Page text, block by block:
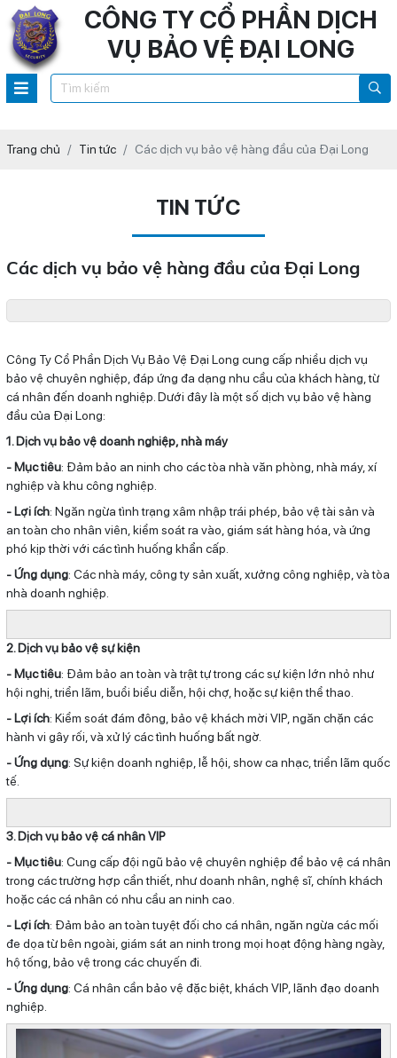
CÔNG TY CỔ PHẦN DỊCH
VỤ BẢO VỆ ĐẠI LONG
Trang chủ Tin tức Các dịch vụ bảo vệ hàng đầu của Đại Long
TIN TỨC
Các dịch vụ bảo vệ hàng đầu của Đại Long
Công Ty Cổ Phần Dịch Vụ Bảo Vệ Đại Long cung cấp nhiều dịch vụ
bảo vệ chuyên nghiệp, đáp ứng đa dạng nhu cầu của khách hàng, từ
cá nhân đến doanh nghiệp. Dưới đây là một số dịch vụ bảo vệ hàng
đầu của Đại Long:
1. Dịch vụ bảo vệ doanh nghiệp, nhà máy
- Mục tiêu: Đảm bảo an ninh cho các tòa nhà văn phòng, nhà máy, xí
nghiệp và khu công nghiệp.
- Lợi ích: Ngăn ngừa tình trạng xâm nhập trái phép, bảo vệ tài sản và
an toàn cho nhân viên, kiểm soát ra vào, giám sát hàng hóa, và ứng
phó kịp thời với các tình huống khẩn cấp.
- Ứng dụng: Các nhà máy, công ty sản xuất, xưởng công nghiệp, và tòa
nhà doanh nghiệp.
2. Dịch vụ bảo vệ sự kiện
- Mục tiêu: Đảm bảo an toàn và trật tự trong các sự kiện lớn nhỏ như
hội nghị, triển lãm, buổi biểu diễn, hội chợ, hoặc sự kiện thể thao.
- Lợi ích: Kiểm soát đám đông, bảo vệ khách mời VIP, ngăn chặn các
hành vi gây rối, và xử lý các tình huống bất ngờ.
- Ứng dụng: Sự kiện doanh nghiệp, lễ hội, show ca nhạc, triển lãm quốc
tế.
3. Dịch vụ bảo vệ cá nhân VIP
- Mục tiêu: Cung cấp đội ngũ bảo vệ chuyên nghiệp để bảo vệ cá nhân
trong các trường hợp cần thiết, như doanh nhân, nghệ sĩ, chính khách
hoặc các cá nhân có nhu cầu an ninh cao.
- Lợi ích: Đảm bảo an toàn tuyệt đối cho cá nhân, ngăn ngừa các mối
đe dọa từ bên ngoài, giám sát an ninh trong mọi hoạt động hàng ngày,
hộ tống, bảo vệ trong các chuyến đi.
- Ứng dụng: Cá nhân cần bảo vệ đặc biệt, khách VIP, lãnh đạo doanh
nghiệp.